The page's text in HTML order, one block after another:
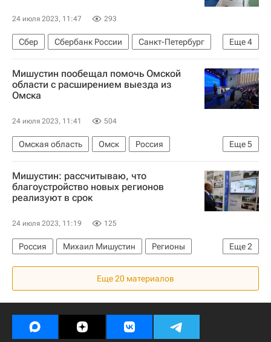
Москва
Храмы Строительство
24 июля 2023, 11:47 293
Еще4
Сбер Сбербанк России
Санкт-Петербург
Москва
Россия Строительство Ремонт
Мишустин пообещал помочь Омской
области с расширением выезда из
Омска
24 июля 2023, 11:41 504
Еще5
Омская область Омск
Россия
Михаил Мишустин
Виталий Хоценко
Государственная корпорация по атомной энергии "Росатом"
Строительство
Мишустин: рассчитываю, что
благоустройство новых регионов
реализуют в срок
24 июля 2023, 11:19 125
Еще2
Россия Михаил Мишустин
Регионы
Благоустройство
Городская среда
Еще 20 материалов